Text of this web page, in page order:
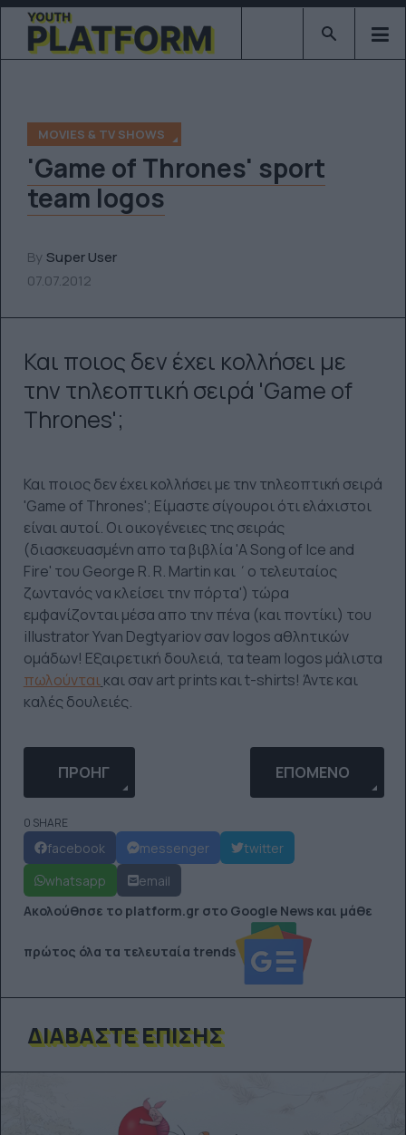
Type 2 or
MOVIES & TV SHOWS
'Game of Thrones' sport
team logos
By Super User
07.07.2012
Και ποιος δεν έχει κολλήσει με
την τηλεοπτική σειρά 'Game of
Thrones';
Και ποιος δεν έχει κολλήσει με την τηλεοπτική σειρά
'Game of Thrones'; Είμαστε σίγουροι ότι ελάχιστοι
είναι αυτοί. Οι οικογένειες της σειράς
(διασκευασμένη απο τα βιβλία 'A Song of Ice and
Fire' του George R. R. Martin και ΄ο τελευταίος
ζωντανός να κλείσει την πόρτα') τώρα
εμφανίζονται μέσα απο την πένα (και ποντίκι) του
illustrator Yvan Degtyariov σαν logos αθλητικών
ομάδων! Εξαιρετική δουλειά, τα team logos μάλιστα
πωλούνταικαι σαν art prints και t-shirts! Άντε και
καλές δουλειές.
ΠΡΟΗΓΟΎΜΕΝΟ ΆΡΘΡΟ: 'THE WALKING DEAD'
ΠΡΟΗΓ ΕΠΌΜΕΝΟ ΆΡΘΡΟ:
ΕΠΌΜΕΝΟ
0 SHARE
facebook messenger
twitter
whatsapp
email
Ακολούθησε το platform.gr στο Google News και μάθε
πρώτος όλα τα τελευταία trends
ΔΙΑΒΆΣΤΕ ΕΠΊΣΗΣ